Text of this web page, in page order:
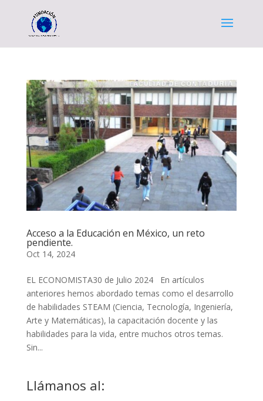
Acceso a la Educación en México, un reto
pendiente.
Oct 14, 2024
EL ECONOMISTA30 de Julio 2024 En artículos
anteriores hemos abordado temas como el desarrollo
de habilidades STEAM (Ciencia, Tecnología, Ingeniería,
Arte y Matemáticas), la capacitación docente y las
habilidades para la vida, entre muchos otros temas.
Sin...
Llámanos al: